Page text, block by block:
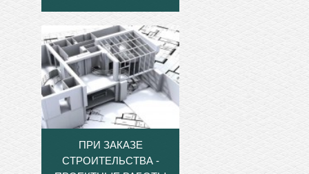
ПРИ ЗАКАЗЕ
СТРОИТЕЛЬСТВА -